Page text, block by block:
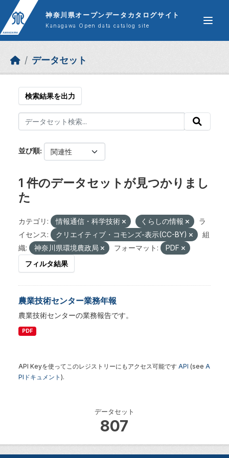
Skip to main content
神奈川県オープンデータカタログサイト
Kanagawa Open data catalog site
データセット
データセット
807
検索結果を出力
並び順
1 件のデータセットが見つかりまし
た
カテゴリ: 情報通信・科学技術 くらしの情報
ラ
イセンス:
クリエイティブ・コモンズ-表示(CC-BY)
組
織:
神奈川県環境農政局 フォーマット:
PDF
フィルタ結果
農業技術センター業務年報
農業技術センターの業務報告です。
PDF
API Keyを使ってこのレジストリーにもアクセス可能です API (see A
PIドキュメント ).